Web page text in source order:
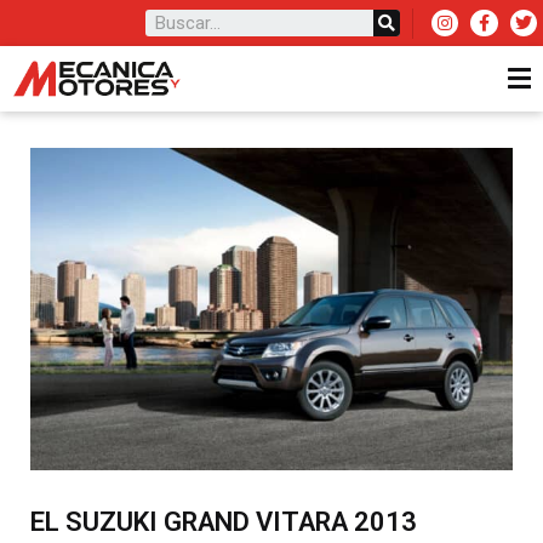
EL SUZUKI GRAND VITARA 2013